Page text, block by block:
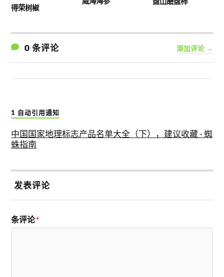
得荣树椒
0 条评论 添加评论 →
1 自动引用通知
中国国家地理标志产品名单大全（下），建议收藏 - 蜘
蛛指南
发表评论
条评论*